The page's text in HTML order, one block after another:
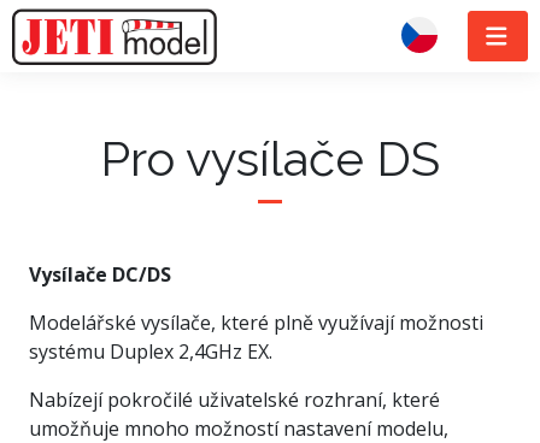
Pro vysílače DS
Vysílače DC/DS
Modelářské vysílače, které plně využívají možnosti
systému Duplex 2,4GHz EX.
Nabízejí pokročilé uživatelské rozhraní, které
umožňuje mnoho možností nastavení modelu,